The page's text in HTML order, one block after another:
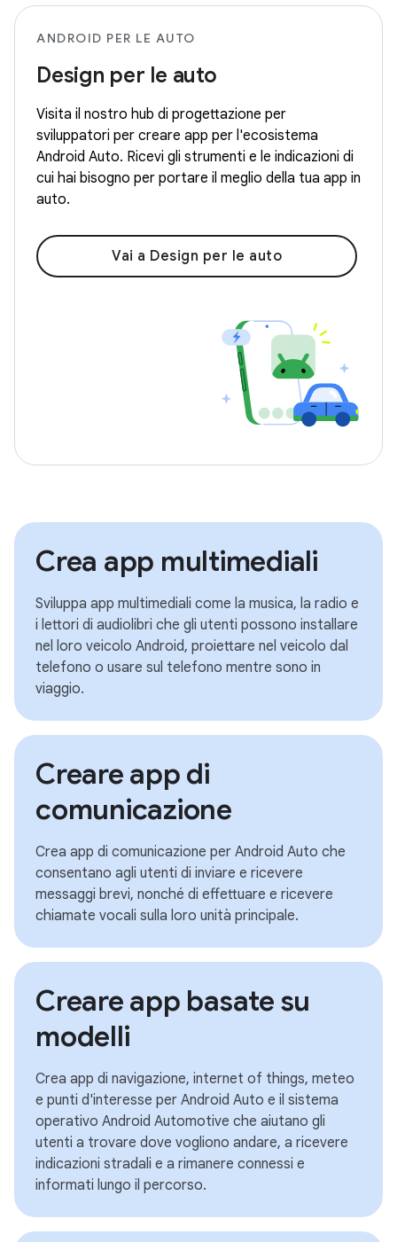
ANDROID PER LE AUTO
Design per le auto
Visita il nostro hub di progettazione per
sviluppatori per creare app per l'ecosistema
Android Auto. Ricevi gli strumenti e le indicazioni di
cui hai bisogno per portare il meglio della tua app in
auto.
Vai a Design per le auto
Crea app multimediali
Sviluppa app multimediali come la musica, la radio e
i lettori di audiolibri che gli utenti possono installare
nel loro veicolo Android, proiettare nel veicolo dal
telefono o usare sul telefono mentre sono in
viaggio.
Creare app di
comunicazione
Crea app di comunicazione per Android Auto che
consentano agli utenti di inviare e ricevere
messaggi brevi, nonché di effettuare e ricevere
chiamate vocali sulla loro unità principale.
Creare app basate su
modelli
Crea app di navigazione, internet of things, meteo
e punti d'interesse per Android Auto e il sistema
operativo Android Automotive che aiutano gli
utenti a trovare dove vogliono andare, a ricevere
indicazioni stradali e a rimanere connessi e
informati lungo il percorso.